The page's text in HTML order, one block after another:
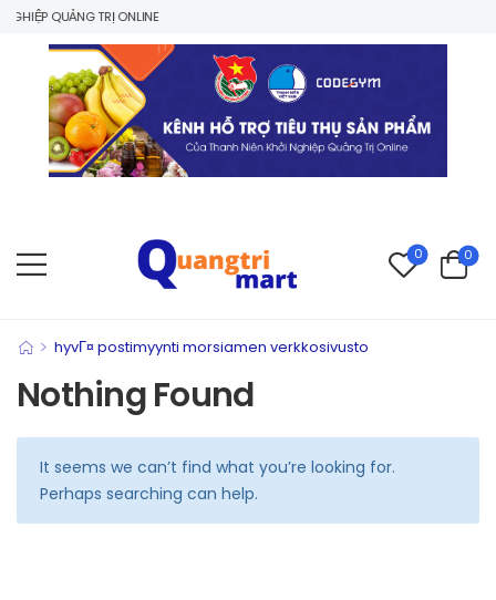
QUẢNG TRỊ ONLINE
0 0
> hyvГ¤ postimyynti morsiamen verkkosivusto
Nothing Found
It seems we can’t find what you’re looking for.
Perhaps searching can help.